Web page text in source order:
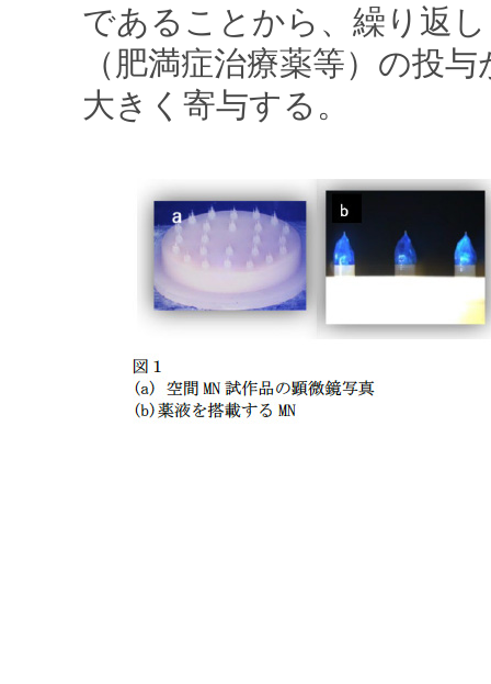
であることから、繰り返
（肥満症治療薬等）の投
大きく寄与する。